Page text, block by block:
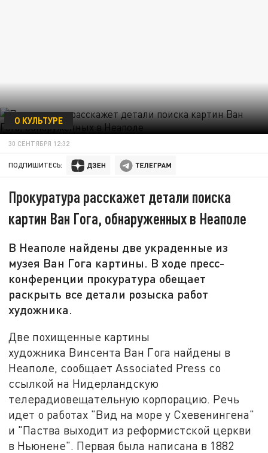
О КУЛЬТУРЕ
30 СЕНТЯБРЯ 12:32
ПОДПИШИТЕСЬ:
Прокуратура расскажет детали поиска
картин Ван Гога, обнаруженных в Неаполе
В Неаполе найдены две украденные из
музея Ван Гога картины. В ходе пресс-
конференции прокуратура обещает
раскрыть все детали розыска работ
художника.
Две похищенные картины
художника Винсента Ван Гога найдены в
Неаполе, сообщает Associated Press со
ссылкой на Нидерландскую
телерадиовещательную корпорацию. Речь
идет о работах "Вид на море у Схевенингена"
и "Паства выходит из реформистской церкви
в Ньюнене". Первая была написана в 1882